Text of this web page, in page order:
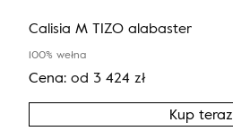
Calisia M TIZO alabaster
100% wełna
Cena: od 3 424 zł
Kup teraz